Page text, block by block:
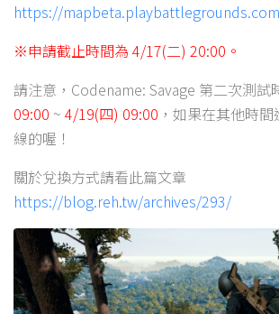
https://
※申請截止時間為 4/17(二) 20:00。
請注意，Codename: Savage 第二次測試
09:00 ~ 4/19(四) 09:00 ，如果在其他時
線的喔！
關於兌換方式請看此篇文章
https://blog.reh.tw/archives/293/